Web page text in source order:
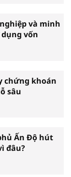
và minh
vốn
chứng khoán
sâu
Ấn Độ hút
đâu?